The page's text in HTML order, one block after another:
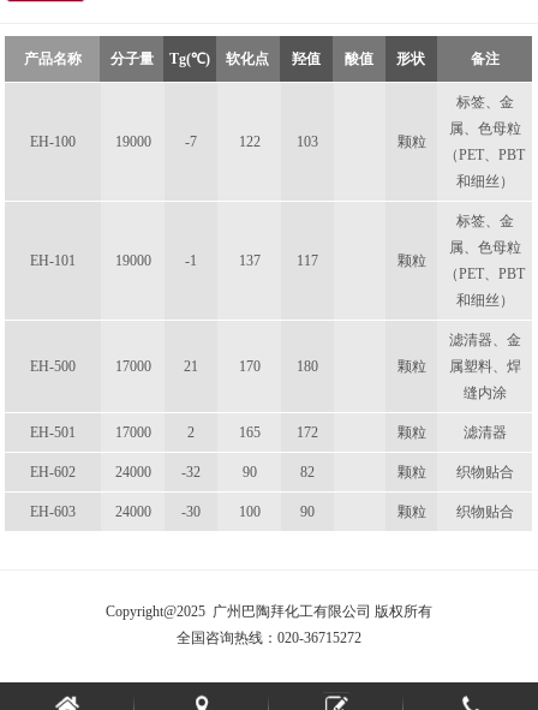
产品名称 分子量 Tg(℃) 软化点 羟值 酸值 形状 备注
EH-100 19000 -7 122 103 颗粒
标签、金
属、色母粒
（PET、PBT
和细丝）
EH-101 19000 -1 137 117 颗粒
标签、金
属、色母粒
（PET、PBT
和细丝）
EH-500 17000 21 170 180 颗粒
滤清器、金
属塑料、焊
缝内涂
EH-501 17000 2 165 172 颗粒 滤清器
EH-602 24000 -32 90 82 颗粒 织物贴合
EH-603 24000 -30 100 90 颗粒 织物贴合
Copyright@2025 广州巴陶拜化工有限公司 版权所有
全国咨询热线：020-36715272